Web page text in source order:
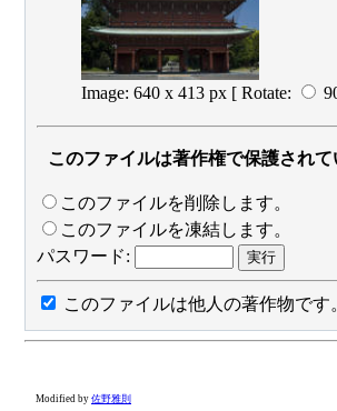
Image: 640 x 413 px [ Rotate:
このファイルは著作権で保護され
このファイルを削除します。
このファイルを凍結します。
パスワード:
このファイルは他人の著作物です
Modified by 佐野雅則